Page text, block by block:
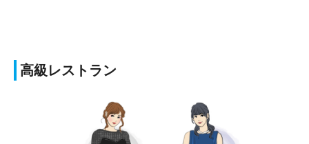
高級レストラン